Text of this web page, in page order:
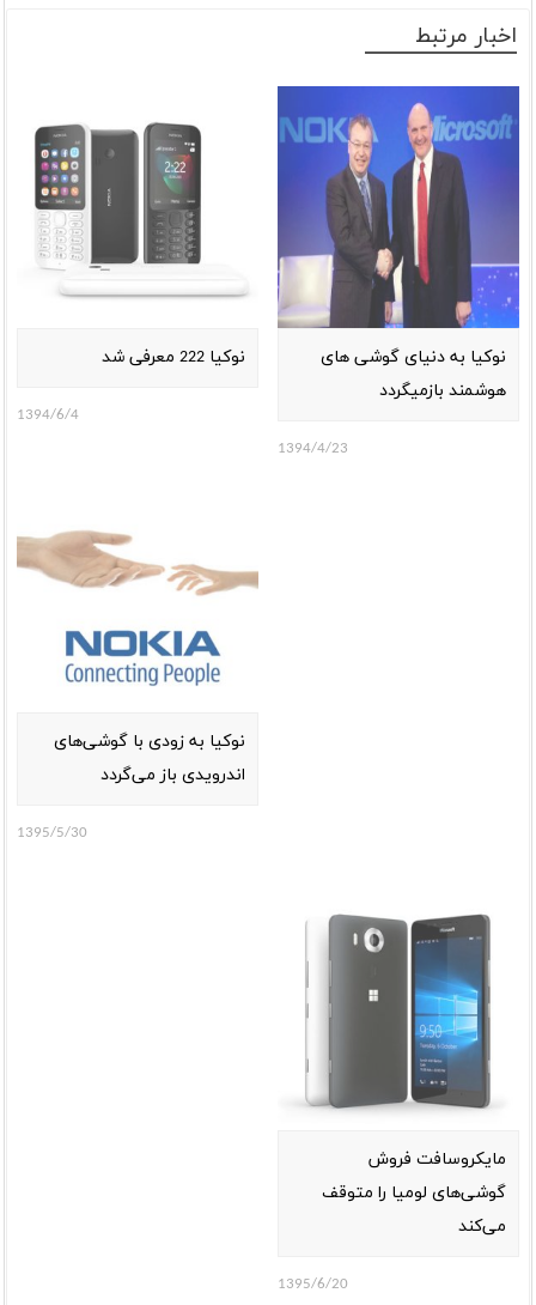
اخبار مرتبط
نوکیا به دنیای گوشی های
هوشمند بازمیگردد
1394/4/23
نوکیا 222 معرفی شد
1394/6/4
نوکیا به زودی با گوشی‌های
اندرویدی باز می‌گردد
1395/5/30
مایکروسافت فروش
گوشی‌های لومیا را متوقف
می‌کند
1395/6/20